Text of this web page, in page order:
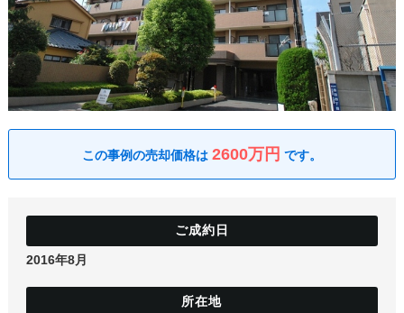
マップで探す
住宅ローン控除シミュレータ
新築戸建て
中古戸建て
マンション
土地
2600万円
2016年8月